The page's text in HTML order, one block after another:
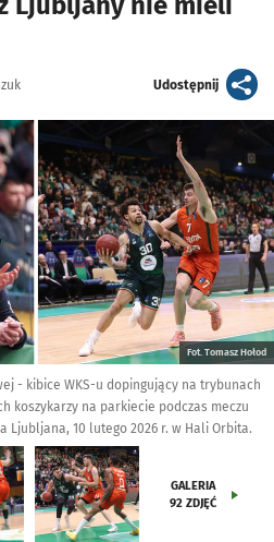
Udostępnijartykuł
Fot. Tomasz Hołod
- kibice WKS-u dopingujący na trybunach
koszykarzy na parkiecie podczas meczu
Ljubljana, 10 lutego 2026 r. w Hali Orbita.
GALERIA
92 ZDJĘĆ